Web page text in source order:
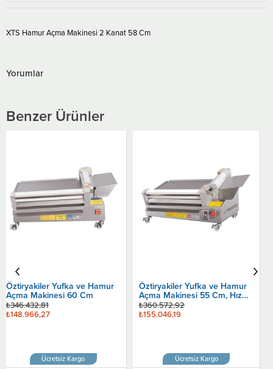
XTS Hamur Açma Makinesi 2 Kanat 58 Cm
Yorumlar
Benzer Ürünler
Öztiryakiler Yufka ve Hamur
Açma Makinesi 55 Cm, Hız
kontrollü
₺155.046,19
₺360.572,92
Ücretsiz Kargo
Öztiryakiler Yufka Yedek
Açma Merdane Hız Kontrollü
60 Cm
₺170.246,98
₺395.923,21
Sepete Ekle